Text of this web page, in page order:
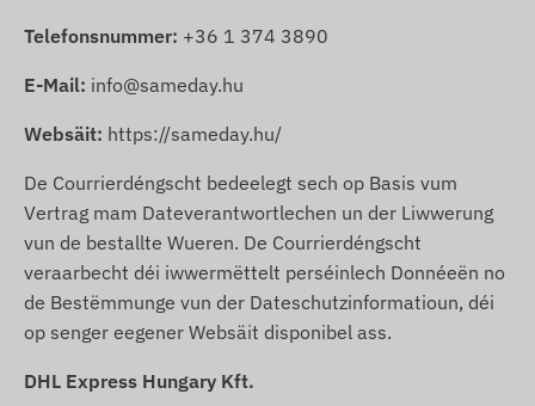
Telefonsnummer: +36 1 374 3890
E-Mail: info@sameday.hu
Websäit: https://sameday.hu/
De Courrierdéngscht bedeelegt sech op Basis vum
Vertrag mam Dateverantwortlechen un der Liwwerung
vun de bestallte Wueren. De Courrierdéngscht
veraarbecht déi iwwermëttelt perséinlech Donnéeën no
de Bestëmmunge vun der Dateschutzinformatioun, déi
op senger eegener Websäit disponibel ass.
DHL Express Hungary Kft.